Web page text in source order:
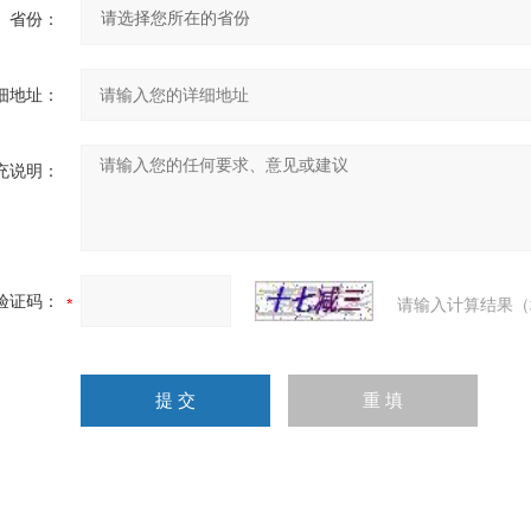
省份：
地址：
说明：
证码： 请输入计算结果